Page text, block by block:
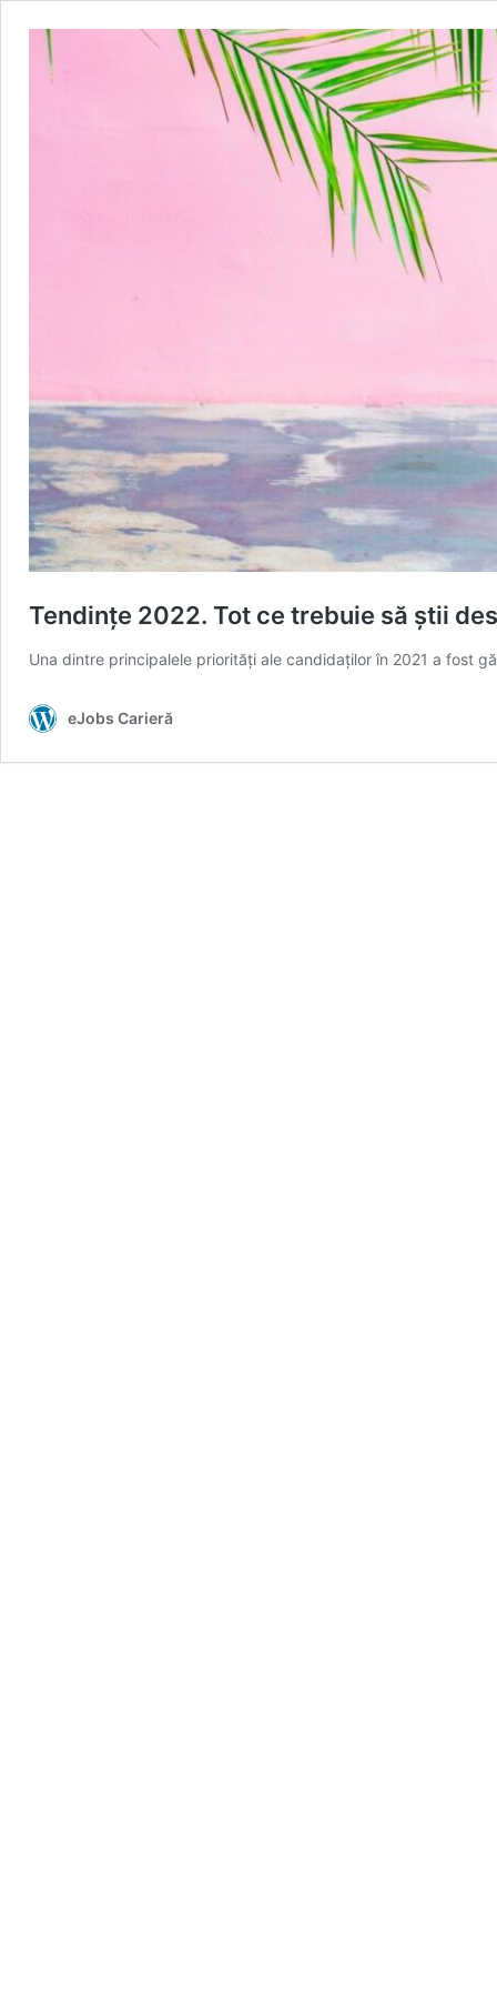
Tendințe 2022. Tot ce trebuie să știi
Una dintre principalele priorități ale candidaților în 2021 a fost
eJobs Carieră